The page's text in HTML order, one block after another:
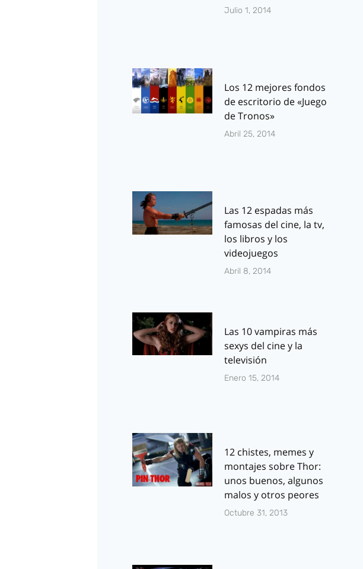
Julio 1, 2014
Los 12 mejores fondos
de escritorio de «Juego
de Tronos»
Abril 25, 2014
Las 12 espadas más
famosas del cine, la tv,
los libros y los
videojuegos
Abril 8, 2014
Las 10 vampiras más
sexys del cine y la
televisión
Enero 15, 2014
12 chistes, memes y
montajes sobre Thor:
unos buenos, algunos
malos y otros peores
Octubre 31, 2013